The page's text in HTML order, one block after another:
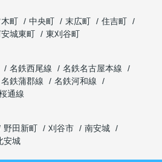
町 中央町 末広町
住吉町
城東町
東刈谷町
名鉄西尾線
名鉄名古屋本線
名鉄蒲郡線
名鉄河和線
通線
野田新町 刈谷市
南安城
安城